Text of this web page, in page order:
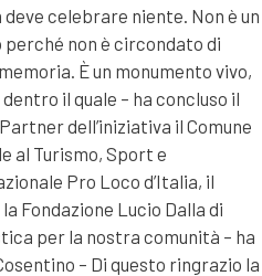
celebrare niente. Non è un
non è circondato di
È un monumento vivo,
il quale – ha concluso il
dell’iniziativa il Comune
al Turismo, Sport e
Pro Loco d’Italia, il
Fondazione Lucio Dalla di
per la nostra comunità – ha
– Di questo ringrazio la